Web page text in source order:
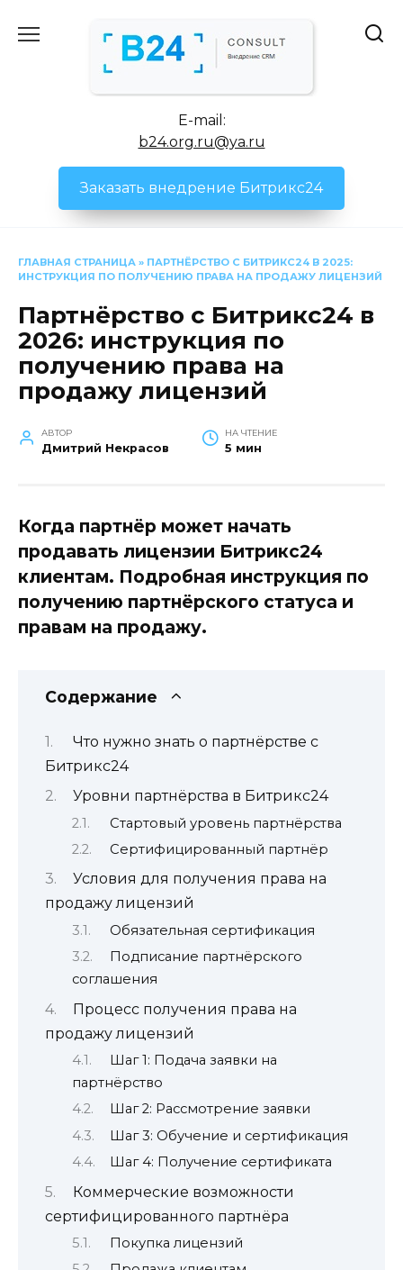
E-mail:
b24.org.ru@ya.ru
Заказать внедрение Битрикс24
ГЛАВНАЯ СТРАНИЦА » ПАРТНЁРСТВО С БИТРИКС24 В 2025:
ИНСТРУКЦИЯ ПО ПОЛУЧЕНИЮ ПРАВА НА ПРОДАЖУ ЛИЦЕНЗИЙ
Партнёрство с Битрикс24 в
2026: инструкция по
получению права на
продажу лицензий
АВТОР
Дмитрий Некрасов
НА ЧТЕНИЕ
5 мин
Когда партнёр может начать
продавать лицензии Битрикс24
клиентам. Подробная инструкция по
получению партнёрского статуса и
правам на продажу.
Содержание
Что нужно знать о партнёрстве с
Битрикс24
Уровни партнёрства в Битрикс24
Стартовый уровень партнёрства
Сертифицированный партнёр
Условия для получения права на
продажу лицензий
Обязательная сертификация
Подписание партнёрского
соглашения
Процесс получения права на
продажу лицензий
Шаг 1: Подача заявки на
партнёрство
Шаг 2: Рассмотрение заявки
Шаг 3: Обучение и сертификация
Шаг 4: Получение сертификата
Коммерческие возможности
сертифицированного партнёра
Покупка лицензий